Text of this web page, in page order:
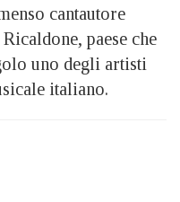
cantautore
paese che
uno degli artisti
italiano.